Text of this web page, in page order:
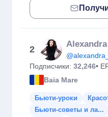
2
Подписчики: 32,246•
Baia Mare
Бьюти-уроки
Бьюти-советы и ла...